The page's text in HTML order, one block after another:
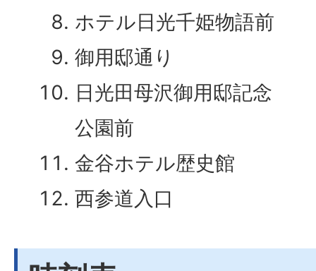
ホテル日光千姫物語前
御用邸通り
日光田母沢御用邸記念
公園前
金谷ホテル歴史館
西参道入口